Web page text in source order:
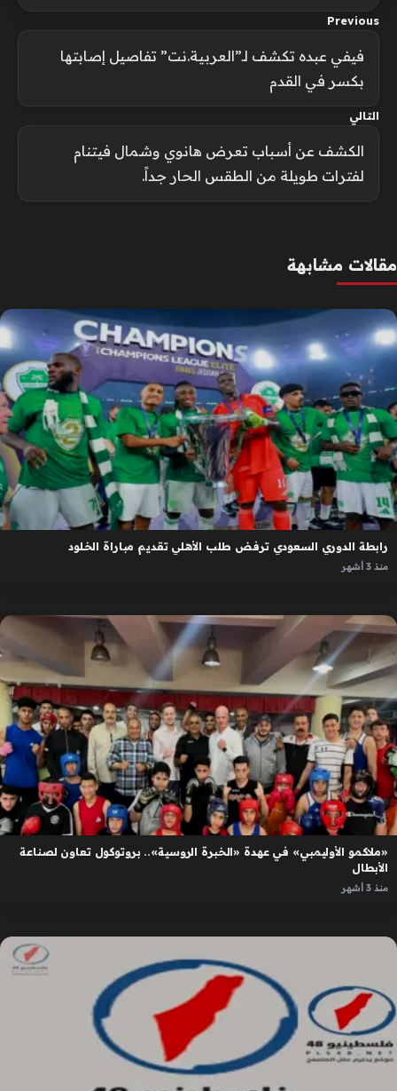
Previous
فيفي عبده تكشف لـ”العربية.نت” تفاصيل إصابتها
بكسر في القدم
التالي
الكشف عن أسباب تعرض هانوي وشمال فيتنام
لفترات طويلة من الطقس الحار جداً.
مقالات مشابهة
رابطة الدوري السعودي ترفض طلب الأهلي تقديم مباراة الخلود
منذ 3 أشهر
«ملاكمو الأوليمبي» في عهدة «الخبرة الروسية».. بروتوكول تعاون لصناعة
الأبطال
منذ 3 أشهر